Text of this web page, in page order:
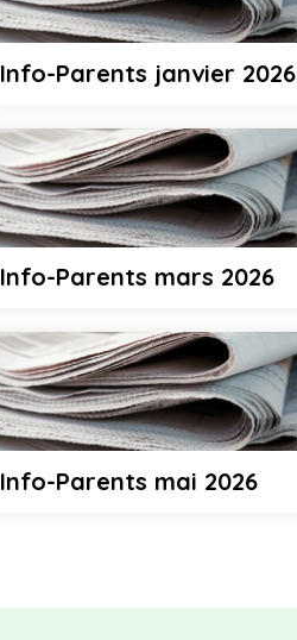
Info-Parents janvier 2026
Info-Parents mars 2026
Info-Parents mai 2026